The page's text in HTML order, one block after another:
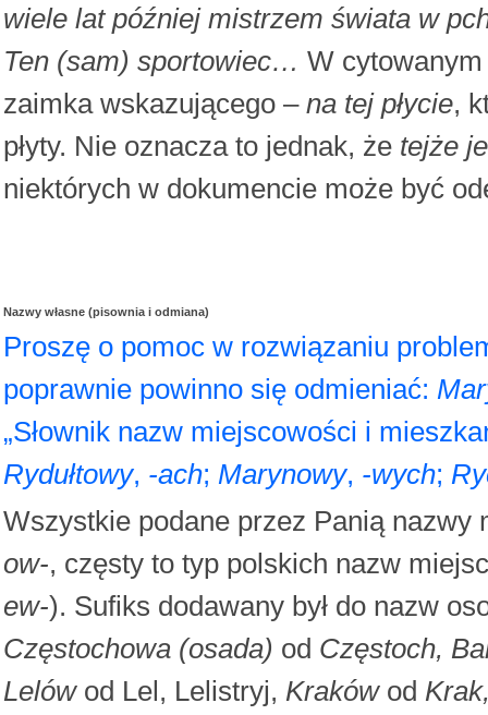
wiele lat później mistrzem świata w
Ten (sam) sportowiec… W
zaimka wskazującego – na tej płycie,
płyty. Nie oznacza to jednak, że tejże
niektórych w dokumencie może być
Nazwy własne (pisownia i odmiana)
Proszę o pomoc w rozwiązaniu
poprawnie powinno się odmieniać:
„Słownik nazw miejscowości i
Rydułtowy, -ach; Marynowy, -wych;
Wszystkie podane przez Panią
ow-, częsty to typ polskich nazw
ew-). Sufiks dodawany był do nazw
Częstochowa (osada) od Częstoch,
Lelówod Lel, Lelistryj, Krakówod